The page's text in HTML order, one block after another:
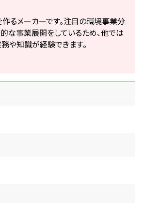
るメーカーです。注目の環境事業分
な事業展開をしているため、他では
や知識が経験できます。